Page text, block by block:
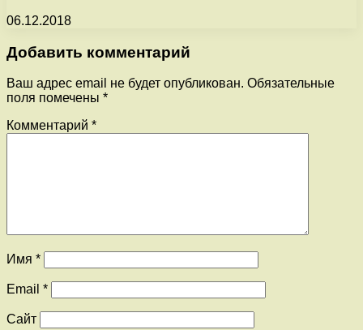
06.12.2018
Добавить комментарий
Ваш адрес email не будет опубликован. Обязательные
поля помечены *
Комментарий *
Имя *
Email *
Сайт